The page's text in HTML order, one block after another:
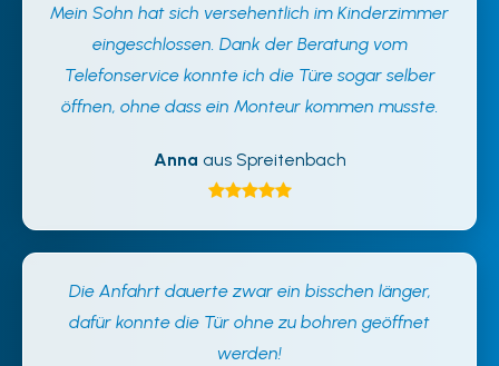
Mein Sohn hat sich versehentlich im Kinderzimmer
eingeschlossen. Dank der Beratung vom
Telefonservice konnte ich die Türe sogar selber
öffnen, ohne dass ein Monteur kommen musste.
Anna aus Spreitenbach
Die Anfahrt dauerte zwar ein bisschen länger,
dafür konnte die Tür ohne zu bohren geöffnet
werden!